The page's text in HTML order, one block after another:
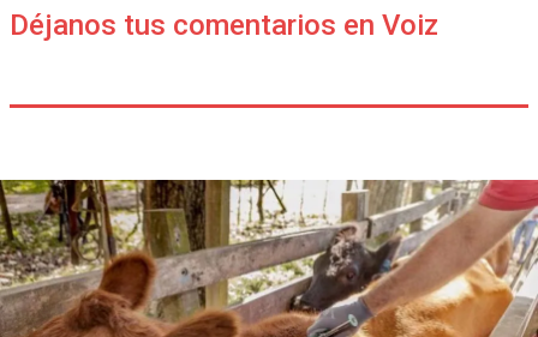
Déjanos tus comentarios en Voiz